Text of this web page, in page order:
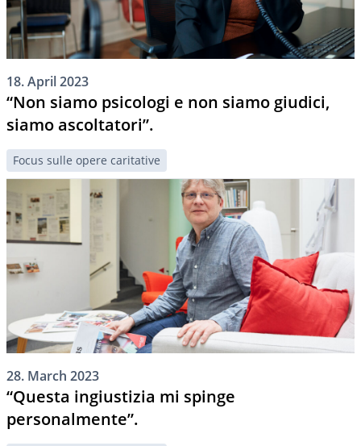
18. April 2023
“Non siamo psicologi e non siamo giudici,
siamo ascoltatori”.
Focus sulle opere caritative
28. March 2023
“Questa ingiustizia mi spinge
personalmente”.